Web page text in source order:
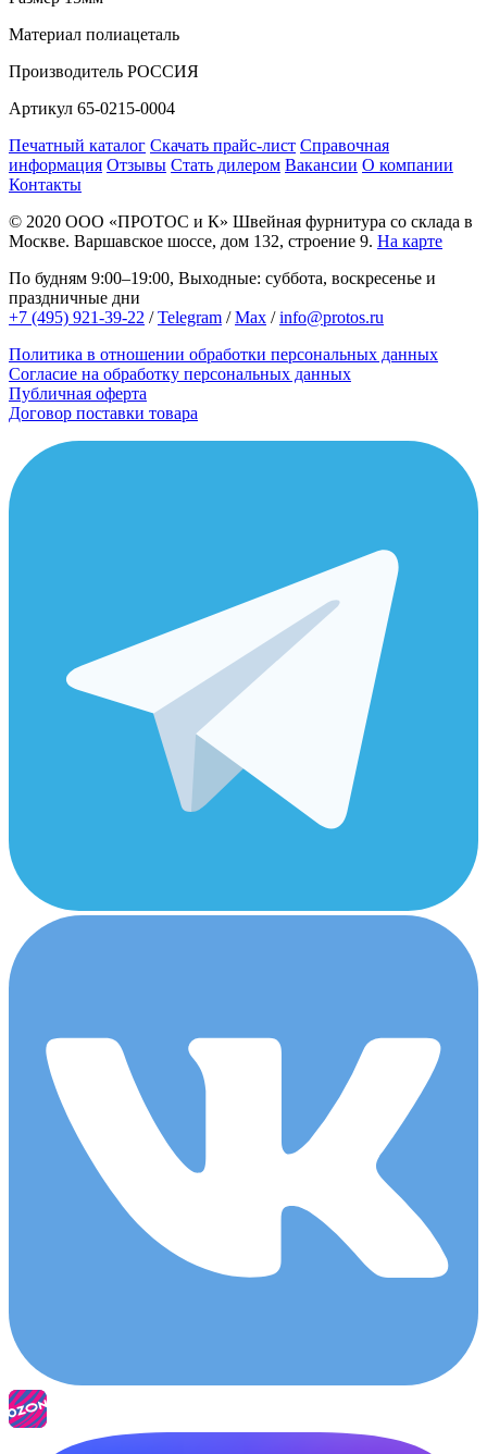
Материал полиацеталь
Производитель РОССИЯ
Артикул 65-0215-0004
Печатный каталог Скачать прайс-лист Справочная
информация Отзывы Стать дилером Вакансии О компании
Контакты
© 2020 ООО «ПРОТОС и К» Швейная фурнитура со склада в
Москве. Варшавское шоссе, дом 132, строение 9. На карте
По будням 9:00–19:00, Выходные: суббота, воскресенье и
праздничные дни
+7 (495) 921-39-22 /Telegram /Max /info@protos.ru
Политика в отношении обработки персональных данных
Согласие на обработку персональных данных
Публичная оферта
Договор поставки товара